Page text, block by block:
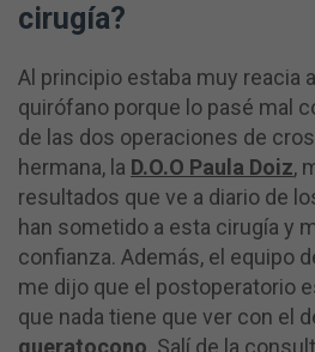
cirugía?
Al principio estaba muy reacia
quirófano porque lo pasé mal
de las dos operaciones de
hermana, la D.O.O Paula Doiz,
resultados que ve a diario de
han sometido a esta cirugía y
confianza. Además, el equipo
me dijo que el postoperatorio
que nada tiene que ver con el
queratocono. Salí de la